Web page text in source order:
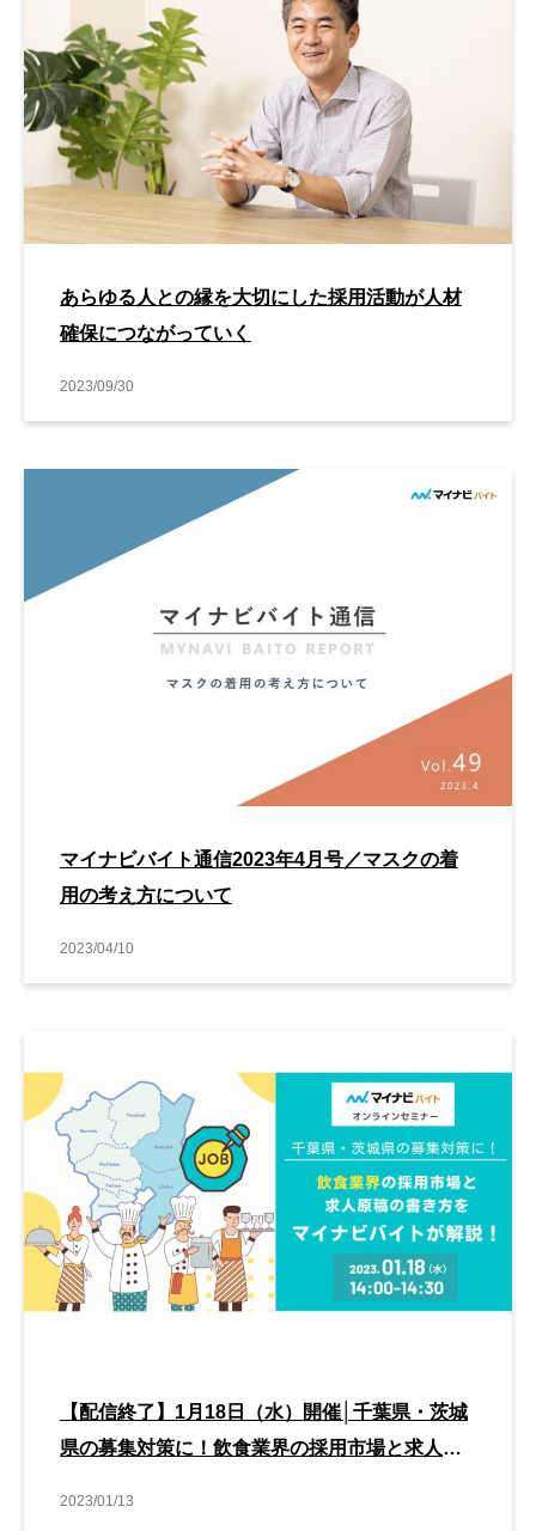
あらゆる人との縁を大切にした採用活動が人材
確保につながっていく
2023/09/30
マイナビバイト通信2023年4月号／マスクの着
用の考え方について
2023/04/10
【配信終了】1月18日（水）開催│千葉県・茨城
県の募集対策に！飲食業界の採用市場と求人原
2023/01/13